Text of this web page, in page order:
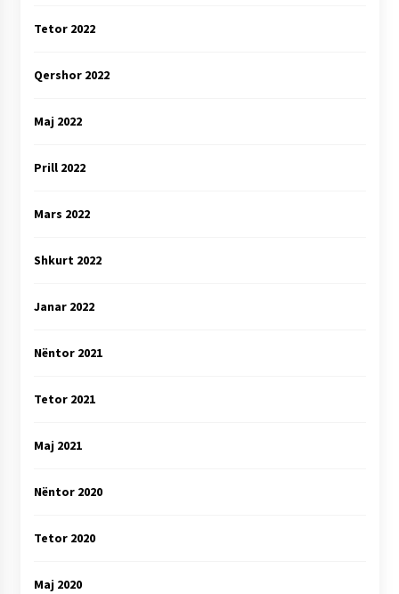
Tetor 2022
Qershor 2022
Maj 2022
Prill 2022
Mars 2022
Shkurt 2022
Janar 2022
Nëntor 2021
Tetor 2021
Maj 2021
Nëntor 2020
Tetor 2020
Maj 2020